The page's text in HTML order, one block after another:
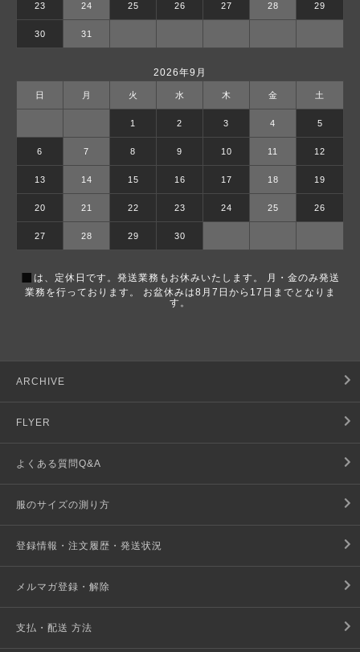
23 24 25 26 27 28 29
30 31
2026年9月
日 月 火 水 木 金 土
1 2 3 4 5
6 7 8 9 10 11 12
13 14 15 16 17 18 19
20 21 22 23 24 25 26
27 28 29 30
■ は、定休日です。発送業務もお休みいたします。 月・金のみ発送
業務を行っております。 お盆休みは8月7日から17日までとなりま
す。
ARCHIVE
FLYER
よくある質問Q&A
服のサイズの測り方
登録情報・注文履歴・発送状況
メルマガ登録・解除
支払・配送 方法